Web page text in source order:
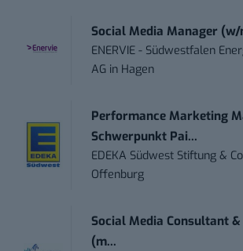
Social Media Manager
ENERVIE - Südwestfalen
AG in Hagen
Performance Marketing
Schwerpunkt Pai...
EDEKA Südwest Stiftung &
Offenburg
Social Media Consultant
(m...